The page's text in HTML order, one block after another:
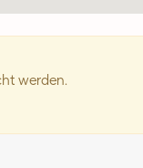
werden.